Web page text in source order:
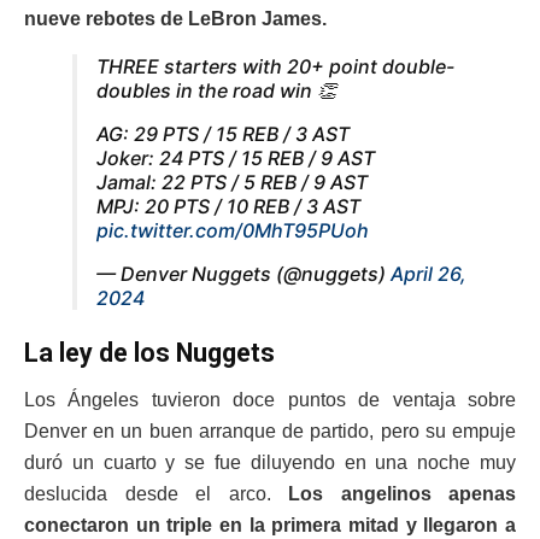
nueve rebotes de LeBron James.
THREE starters with 20+ point double-
doubles in the road win 👏
AG: 29 PTS / 15 REB / 3 AST
Joker: 24 PTS / 15 REB / 9 AST
Jamal: 22 PTS / 5 REB / 9 AST
MPJ: 20 PTS / 10 REB / 3 AST
pic.twitter.com/0MhT95PUoh
— Denver Nuggets (@nuggets) April 26,
2024
La ley de los Nuggets
Los Ángeles tuvieron doce puntos de ventaja sobre
Denver en un buen arranque de partido, pero su empuje
duró un cuarto y se fue diluyendo en una noche muy
deslucida desde el arco.
Los angelinos apenas
conectaron un triple en la primera mitad y llegaron a